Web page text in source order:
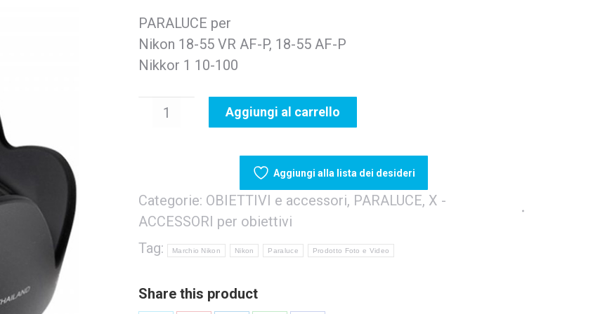
PARALUCE per
Nikon 18-55 VR AF-P, 18-55 AF-P
Nikkor 1 10-100
Nikon
Aggiungi al carrello
Aggiungi alla lista dei desideri
Categorie: OBIETTIVI e accessori, PARALUCE, X -
ACCESSORI per obiettivi
Tag:
Marchio Nikon Nikon Paraluce Prodotto Foto e Video
Share this product